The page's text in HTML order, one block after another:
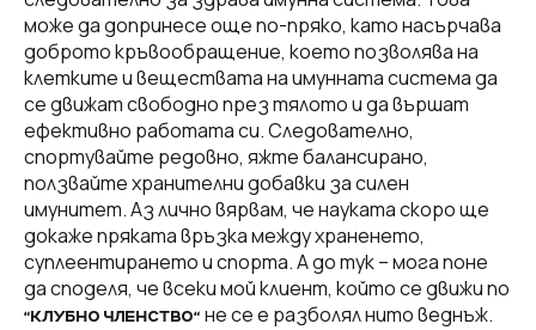
може да допринесе още по-пряко, като насърчава
доброто кръвообращение, което позволява на
клетките и веществата на имунната система да
се движат свободно през тялото и да вършат
ефективно работата си. Следователно,
спортувайте редовно, яжте балансирано,
ползвайте хранителни добавки за силен
имунитет. Аз лично вярвам, че науката скоро ще
докаже пряката връзка между храненето,
суплеентирането и спорта. А до тук – мога поне
да споделя, че всеки мой клиент, който се движи по
“КЛУБНО ЧЛЕНСТВО“ не се е разболял нито веднъж.